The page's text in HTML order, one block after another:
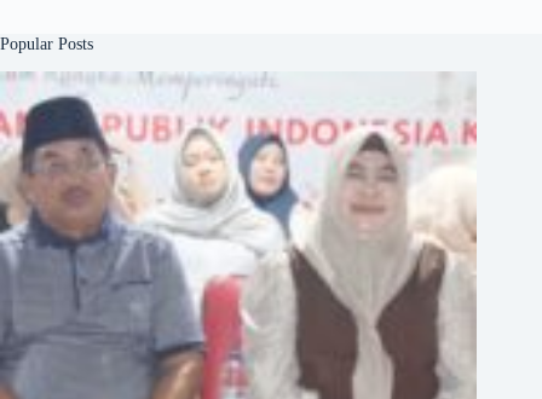
Popular Posts